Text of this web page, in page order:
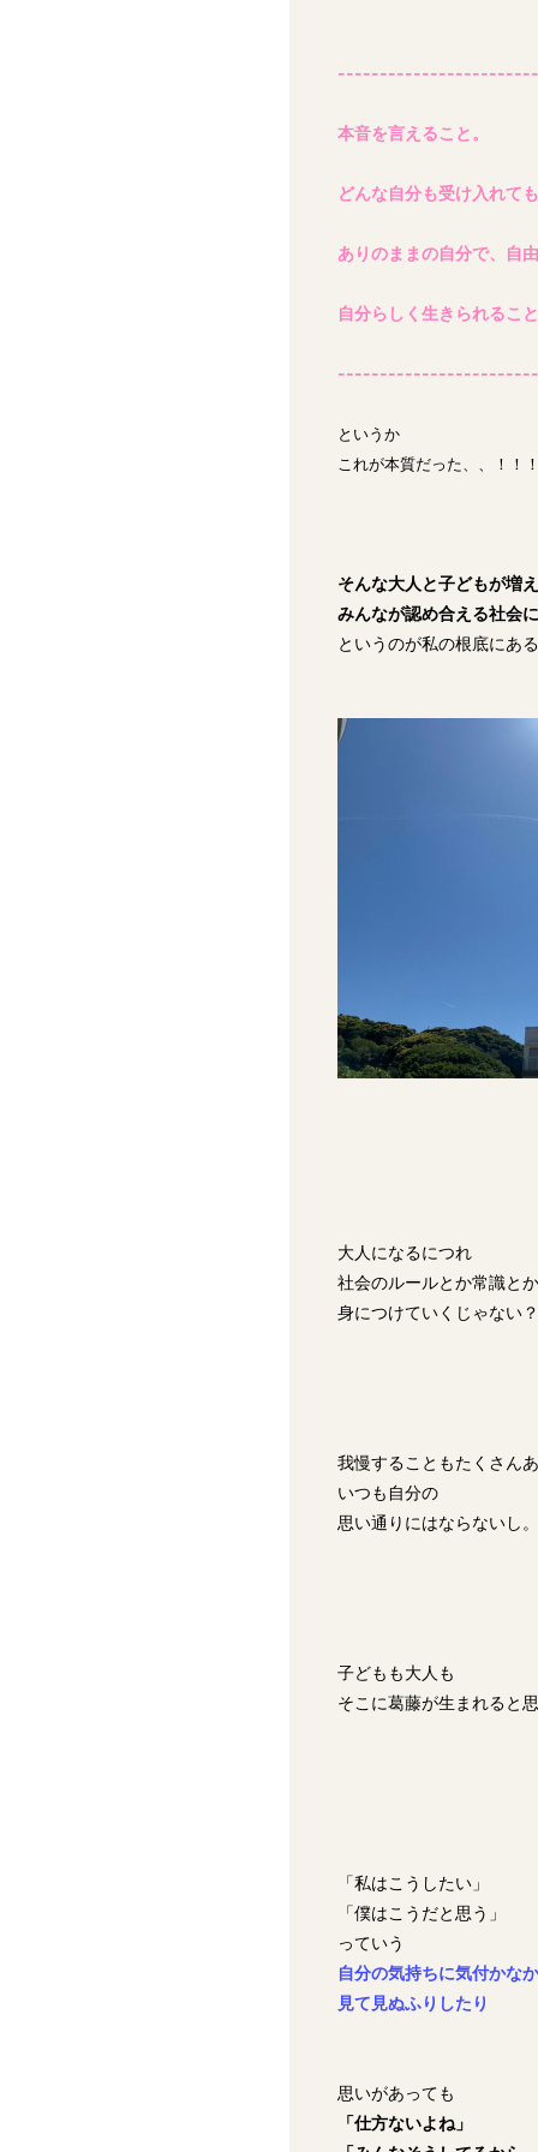
本音を言えること。
どんな自分も受け入れて
ありのままの自分で、自由
自分らしく生きられること
というか
これが本質だった、、！！！
そんな大人と子どもが増
みんなが認め合える社会
というのが私の根底にあ
大人になるにつれ
社会のルールとか常識とか
身につけていくじゃない？
我慢することもたくさん
いつも自分の
思い通りにはならないし。
子どもも大人も
そこに葛藤が生まれると思
「私はこうしたい」
「僕はこうだと思う」
っていう
自分の気持ちに気付かな
見て見ぬふりしたり
思いがあっても
「仕方ないよね」